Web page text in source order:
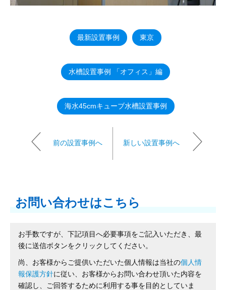
最新設置事例 東京
水槽設置事例 「オフィス」編
海水45cmキューブ水槽設置事例
前の設置事例へ 新しい設置事例へ
お問い合わせはこちら
お手数ですが、下記項目へ必要事項をご記入いただき、最
後に送信ボタンをクリックしてください。
尚、お客様からご提供いただいた個人情報は当社の個人情
報保護方針に従い、お客様からお問い合わせ頂いた内容を
確認し、ご回答するために利用する事を目的としていま